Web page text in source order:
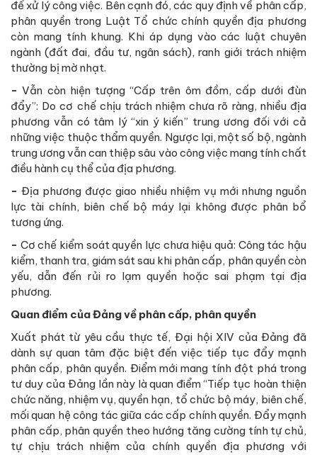
để xử lý công việc. Bên cạnh đó, các quy định về phân cấp,
phân quyền trong Luật Tổ chức chính quyền địa phương
còn mang tính khung. Khi áp dụng vào các luật chuyên
ngành (đất đai, đầu tư, ngân sách), ranh giới trách nhiệm
thường bị mờ nhạt.
-Vẫn còn hiện tượng “Cấp trên ôm đồm, cấp dưới đùn
đẩy”: Do cơ chế chịu trách nhiệm chưa rõ ràng, nhiều địa
phương vẫn có tâm lý “xin ý kiến” trung ương đối với cả
những việc thuộc thẩm quyền. Ngược lại, một số bộ, ngành
trung ương vẫn can thiệp sâu vào công việc mang tính chất
điều hành cụ thể của địa phương.
-Địa phương được giao nhiều nhiệm vụ mới nhưng nguồn
lực tài chính, biên chế bộ máy lại không được phân bổ
tương ứng.
- Cơ chế kiểm soát quyền lực chưa hiệu quả: Công tác hậu
kiểm, thanh tra, giám sát sau khi phân cấp, phân quyền còn
yếu, dẫn đến rủi ro lạm quyền hoặc sai phạm tại địa
phương.
Quan điểm của Đảng về phân cấp, phân quyền
Xuất phát từ yêu cầu thực tế, Đại hội XIV của Đảng đã
dành sự quan tâm đặc biệt đến việc tiếp tục đẩy mạnh
phân cấp, phân quyền. Điểm mới mang tính đột phá trong
tư duy của Đảng lần này là quan điểm “Tiếp tục hoàn thiện
chức năng, nhiệm vụ, quyền hạn, tổ chức bộ máy, biên chế,
mối quan hệ công tác giữa các cấp chính quyền. Đẩy mạnh
phân cấp, phân quyền theo hướng tăng cường tính tự chủ,
tự chịu trách nhiệm của chính quyền địa phương với